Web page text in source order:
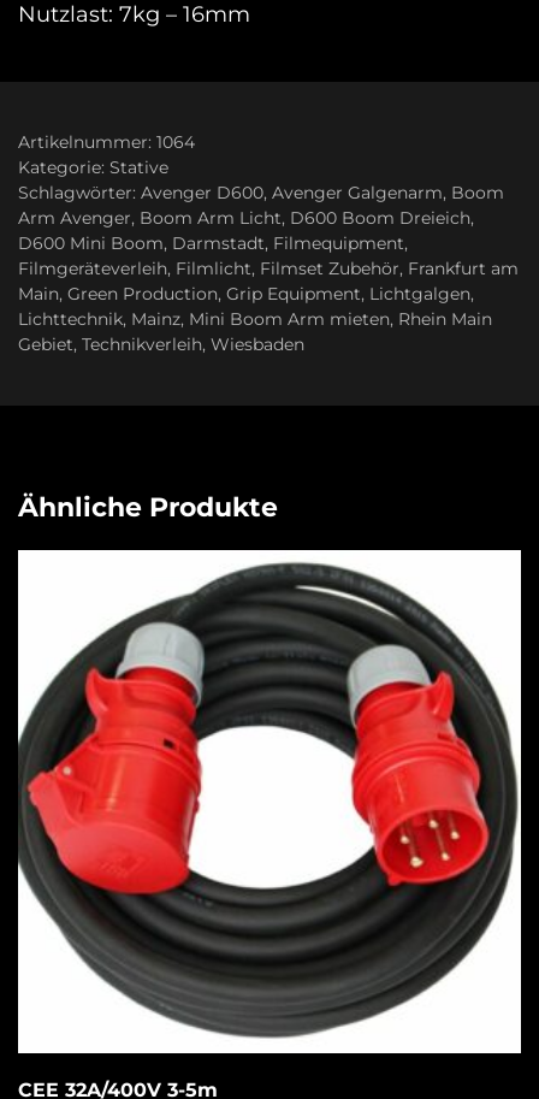
Nutzlast: 7kg – 16mm
Artikelnummer: 1064
Kategorie: Stative
Schlagwörter: Avenger D600, Avenger Galgenarm, Boom
Arm Avenger, Boom Arm Licht, D600 Boom Dreieich,
D600 Mini Boom, Darmstadt, Filmequipment,
Filmgeräteverleih, Filmlicht, Filmset Zubehör, Frankfurt am
Main, Green Production, Grip Equipment, Lichtgalgen,
Lichttechnik, Mainz, Mini Boom Arm mieten, Rhein Main
Gebiet, Technikverleih, Wiesbaden
Ähnliche Produkte
CEE 32A/400V 3-5m